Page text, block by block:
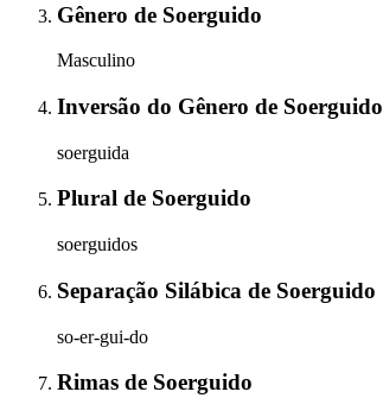
Gênero de Soerguido
Masculino
Inversão do Gênero de Soerguido
soerguida
Plural de Soerguido
soerguidos
Separação Silábica de Soerguido
so-er-gui-do
Rimas de Soerguido